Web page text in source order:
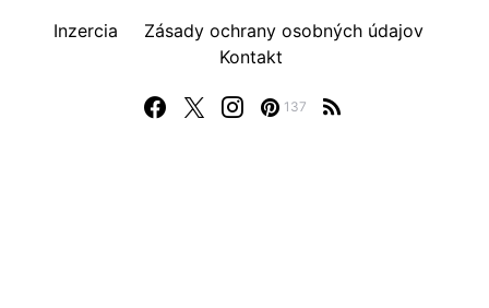
137
Inzercia
Zásady ochrany osobných údajov
Kontakt